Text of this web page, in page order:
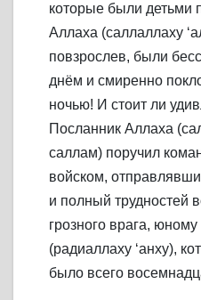
которые были детьми
Аллаха (саллаллаху
повзрослев, были
днём и смиренно
ночью! И стоит ли
Посланник Аллаха
саллам) поручил
войском,
и полный трудностей
грозного врага,
(радиаллаху ‘анху),
было всего